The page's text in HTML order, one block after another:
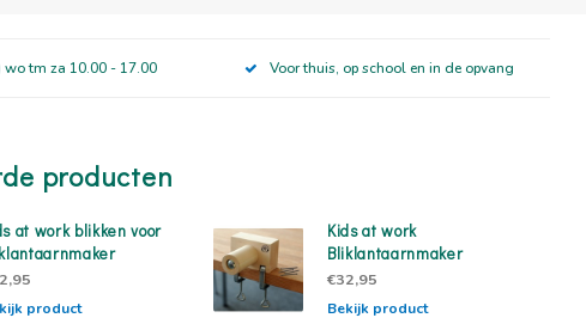
tm za 10.00 - 17.00 Voor thuis, op school en in de opvang
producten
at work blikken voor
product
Kids at work
Bliklantaarnmaker
€32,95
Bekijk product